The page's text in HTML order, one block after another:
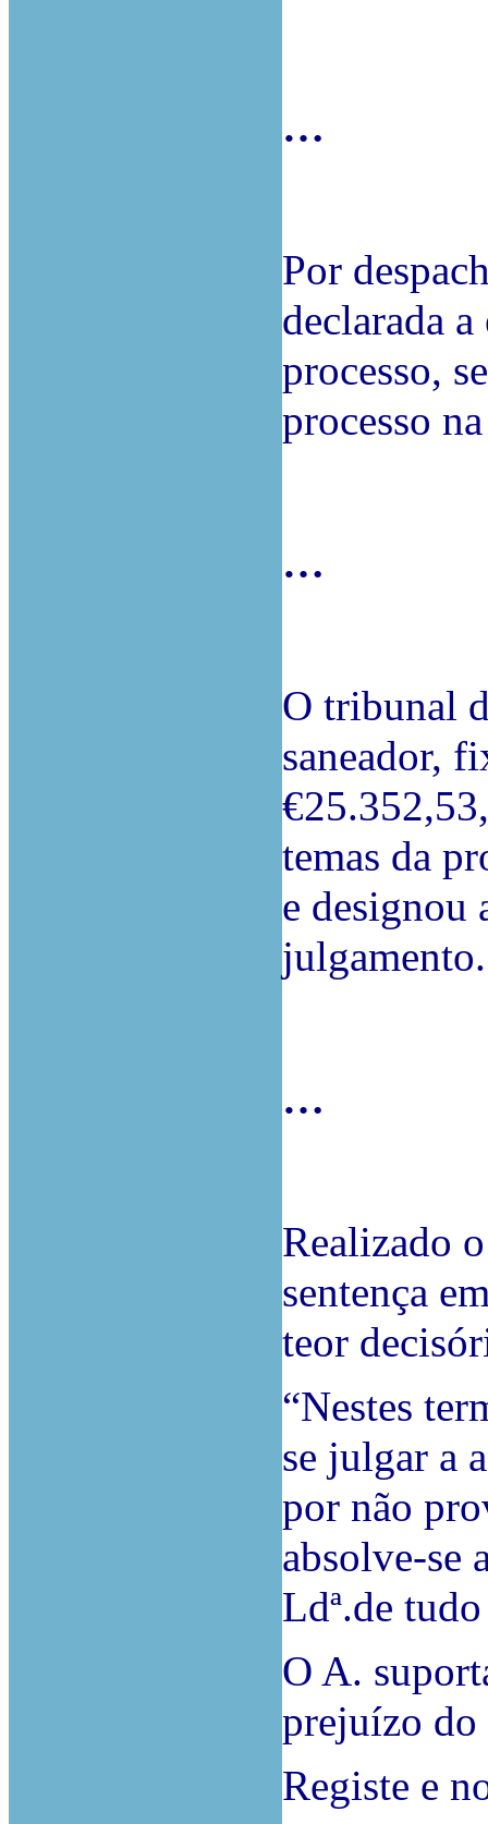
…
Por
declarada
processo,
processo
…
O tribunal
saneador,
temas da
e designou
julgamento.
…
Realizado
sentença
teor
“Nestes
se julgar a
por não
absolve-se
Ldª.de
O A.
prejuízo
Registe e